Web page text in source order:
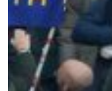
Robe di Kappa x Genoa
Vintage Collection
Red&Blue Voices